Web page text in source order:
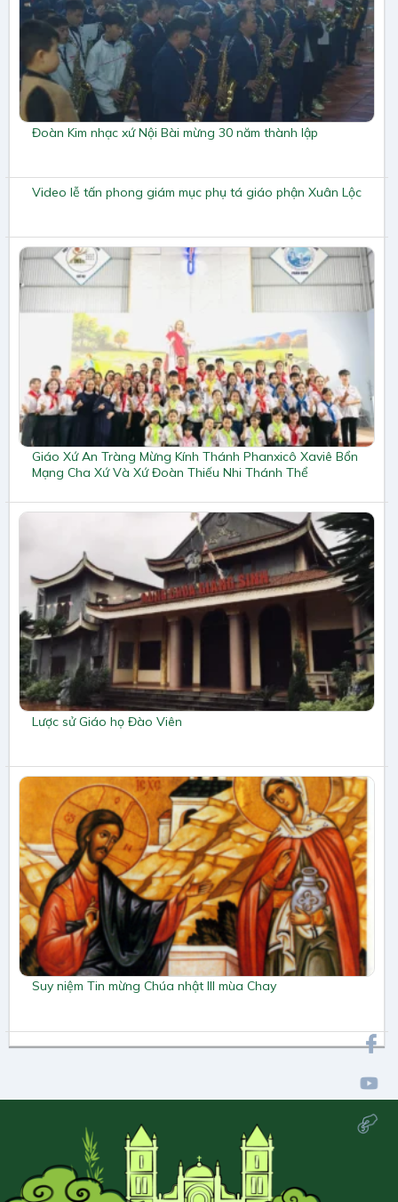
Đoàn Kim nhạc xứ Nội Bài mừng 30 năm thành lập
Video lễ tấn phong giám mục phụ tá giáo phận Xuân Lộc
Giáo Xứ An Tràng Mừng Kính Thánh Phanxicô Xaviê Bổn
Mạng Cha Xứ Và Xứ Đoàn Thiếu Nhi Thánh Thể
Lược sử Giáo họ Đào Viên
Suy niệm Tin mừng Chúa nhật III mùa Chay